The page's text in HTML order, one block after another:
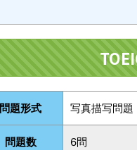
問題形式 写真描写問題
問題数 6問